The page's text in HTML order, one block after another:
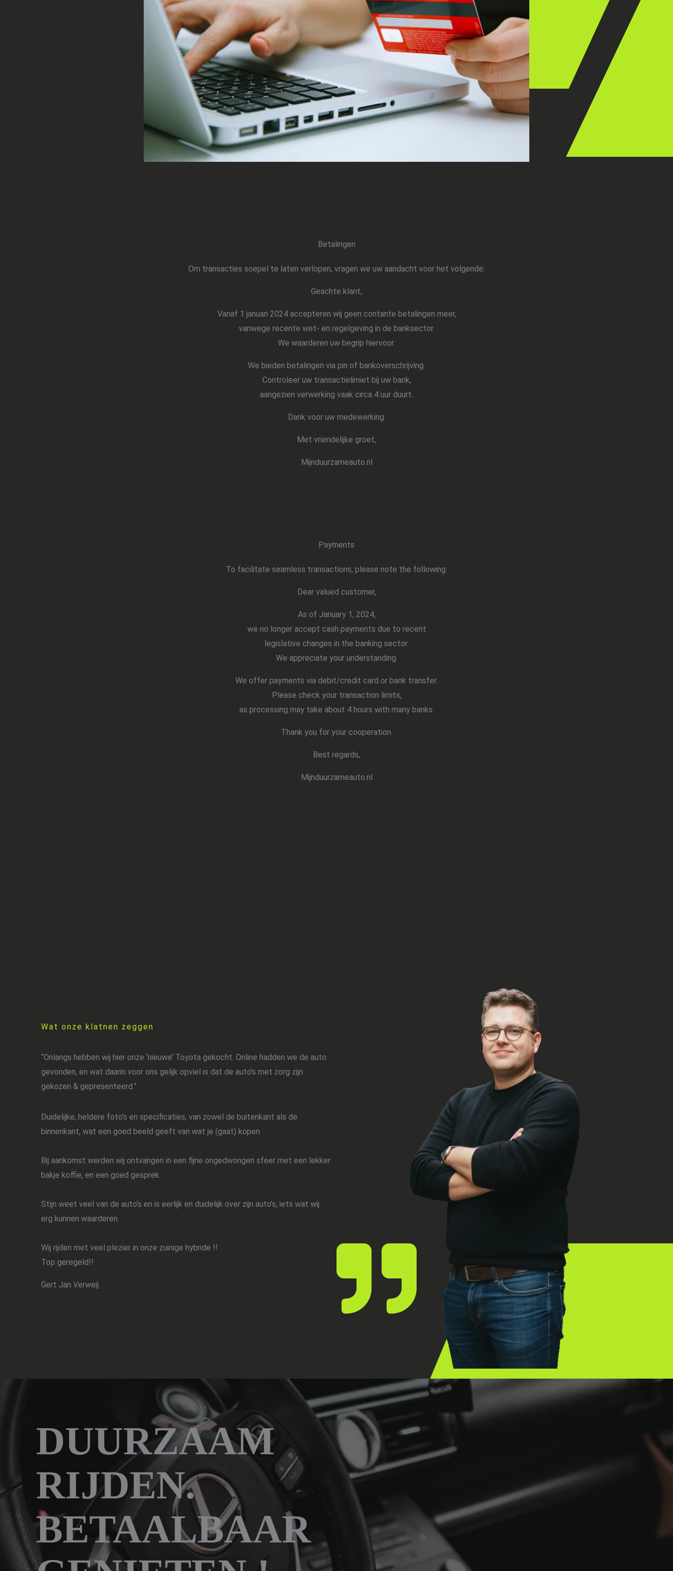
Betalingen
Om transacties soepel te laten verlopen, vragen we uw aandacht voor het volgende:
Geachte klant,
Vanaf 1 januari 2024 accepteren wij geen contante betalingen meer,
vanwege recente wet- en regelgeving in de banksector.
We waarderen uw begrip hiervoor.
We bieden betalingen via pin of bankoverschrijving.
Controleer uw transactielimiet bij uw bank,
aangezien verwerking vaak circa 4 uur duurt.
Dank voor uw medewerking.
Met vriendelijke groet,
Mijnduurzameauto.nl
Payments
To facilitate seamless transactions, please note the following:
Dear valued customer,
As of January 1, 2024,
we no longer accept cash payments due to recent
legislative changes in the banking sector.
We appreciate your understanding.
We offer payments via debit/credit card or bank transfer.
Please check your transaction limits,
as processing may take about 4 hours with many banks.
Thank you for your cooperation.
Best regards,
Mijnduurzameauto.nl
Wat onze klatnen zeggen
“Onlangs hebben wij hier onze ‘nieuwe’ Toyota gekocht. Online hadden we de auto
gevonden, en wat daarin voor ons gelijk opviel is dat de auto’s met zorg zijn
gekozen & gepresenteerd.”
Duidelijke, heldere foto’s en specificaties, van zowel de buitenkant als de
binnenkant, wat een goed beeld geeft van wat je (gaat) kopen.
Bij aankomst werden wij ontvangen in een fijne ongedwongen sfeer met een lekker
bakje koffie, en een goed gesprek.
Stijn weet veel van de auto’s en is eerlijk en duidelijk over zijn auto’s, iets wat wij
erg kunnen waarderen.
Wij rijden met veel plezier in onze zuinige hybride !!
Top geregeld!!
Gert Jan Verweij
DUURZAAM
RIJDEN.
BETAALBAAR